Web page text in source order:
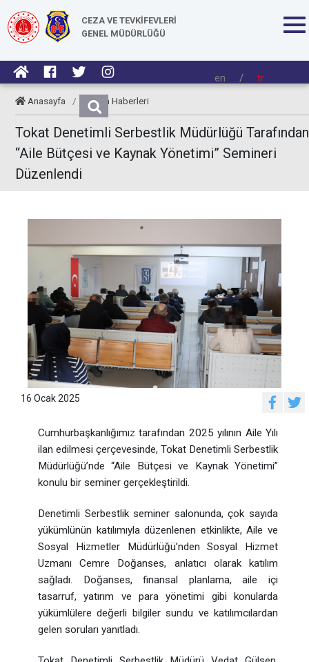
CEZA VE TEVKİFEVLERİ
GENEL MÜDÜRLÜĞÜ
en / tr
Anasayfa / Kurum Haberleri
Tokat Denetimli Serbestlik Müdürlüğü Tarafından
“Aile Bütçesi ve Kaynak Yönetimi” Semineri
Düzenlendi
16 Ocak 2025
Cumhurbaşkanlığımız tarafından 2025 yılının Aile Yılı
ilan edilmesi çerçevesinde, Tokat Denetimli Serbestlik
Müdürlüğü’nde “Aile Bütçesi ve Kaynak Yönetimi”
konulu bir seminer gerçekleştirildi.
Denetimli Serbestlik seminer salonunda, çok sayıda
yükümlünün katılımıyla düzenlenen etkinlikte, Aile ve
Sosyal Hizmetler Müdürlüğü’nden Sosyal Hizmet
Uzmanı Cemre Doğanses, anlatıcı olarak katılım
sağladı. Doğanses, finansal planlama, aile içi
tasarruf, yatırım ve para yönetimi gibi konularda
yükümlülere değerli bilgiler sundu ve katılımcılardan
gelen soruları yanıtladı.